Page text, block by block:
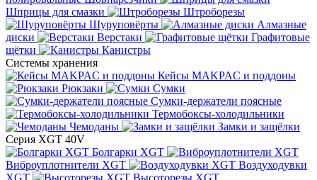
Шприцы для смазки
Штроборезы
Шуруповёрты
Алмазные
диски
Верстаки
Графитовые
щётки
Канистры
Системы хранения
Кейсы MAKPAC и поддоны
Рюкзаки
Сумки
Сумки-держатели поясные
Термобоксы-холодильники
Чемоданы
Замки и защёлки
Серия XGT 40V
Болгарки XGT
Виброуплотнители XGT
Воздуходувки
XGT
Высоторезы XGT